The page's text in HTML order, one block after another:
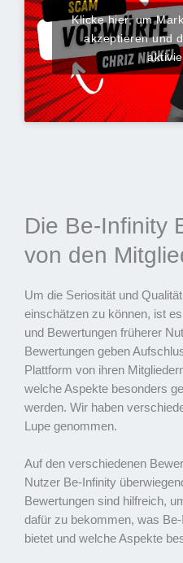
Klicke hier, um
akzeptieren und
Die Be-Infinity
von den
Um die Seriosität und
einschätzen zu können, ist
und Bewertungen früherer
Bewertungen geben
Plattform von ihren
welche Aspekte besonders
werden. Wir haben
Lupe genommen.
Auf den verschiedenen
Nutzer Be-Infinity
Bewertungen sind hilfreich,
dafür zu bekommen, was
bietet und welche Aspekte